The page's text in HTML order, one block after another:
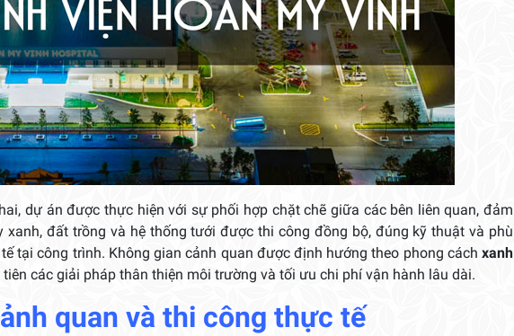
dự án được thực hiện với sự phối hợp chặt chẽ giữa các bên liên quan, đảm
xanh, đất trồng và hệ thống tưới được thi công đồng bộ, đúng kỹ thuật và phù
tại công trình. Không gian cảnh quan được định hướng theo phong cách xanh
tiên các giải pháp thân thiện môi trường và tối ưu chi phí vận hành lâu dài.
quan và thi công thực tế